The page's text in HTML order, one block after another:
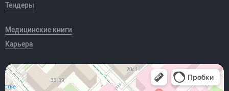
Тендеры
Медицинские книги
Карьера